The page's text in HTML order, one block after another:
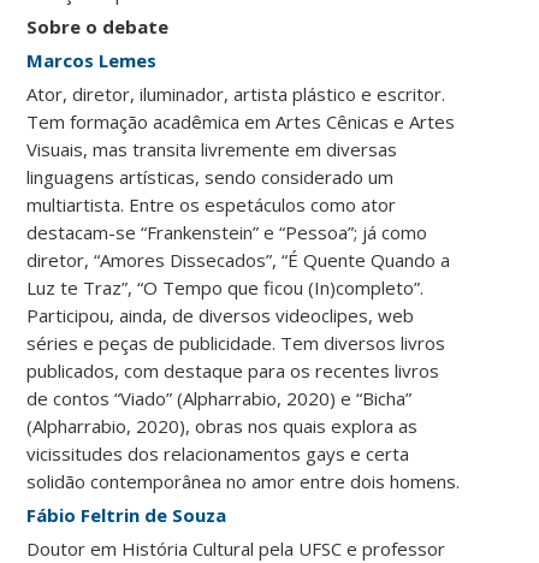
Sobre o debate
Marcos Lemes
Ator, diretor, iluminador, artista plástico e escritor.
Tem formação acadêmica em Artes Cênicas e Artes
Visuais, mas transita livremente em diversas
linguagens artísticas, sendo considerado um
multiartista. Entre os espetáculos como ator
destacam-se “Frankenstein” e “Pessoa”; já como
diretor, “Amores Dissecados”, “É Quente Quando a
Luz te Traz”, “O Tempo que ficou (In)completo”.
Participou, ainda, de diversos videoclipes, web
séries e peças de publicidade. Tem diversos livros
publicados, com destaque para os recentes livros
de contos “Viado” (Alpharrabio, 2020) e “Bicha”
(Alpharrabio, 2020), obras nos quais explora as
vicissitudes dos relacionamentos gays e certa
solidão contemporânea no amor entre dois homens.
Fábio Feltrin de Souza
Doutor em História Cultural pela UFSC e professor